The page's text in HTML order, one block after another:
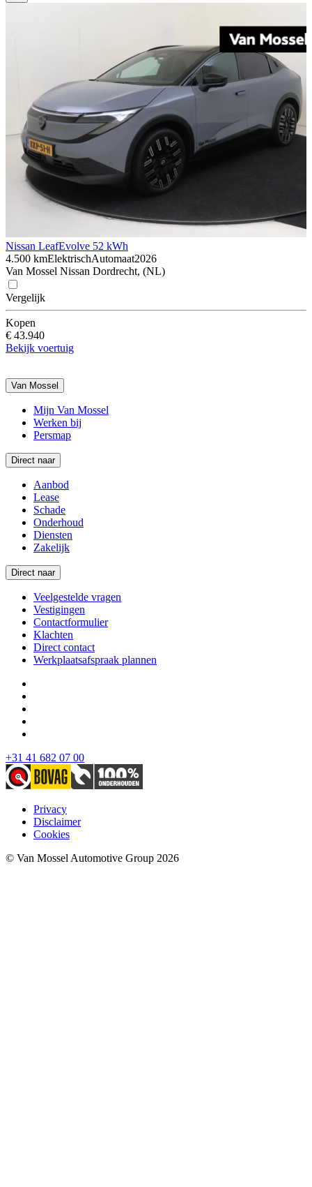
Nissan LeafEvolve 52 kWh
4.500 kmElektrischAutomaat2026
Van Mossel Nissan Dordrecht, (NL)
Vergelijk
Kopen
€ 43.940
Bekijk voertuig
Van Mossel
Mijn Van Mossel
Werken bij
Persmap
Direct naar
Aanbod
Lease
Schade
Onderhoud
Diensten
Zakelijk
Direct naar
Veelgestelde vragen
Vestigingen
Contactformulier
Klachten
Direct contact
Werkplaatsafspraak plannen
+31 41 682 07 00
Privacy
Disclaimer
Cookies
© Van Mossel Automotive Group 2026